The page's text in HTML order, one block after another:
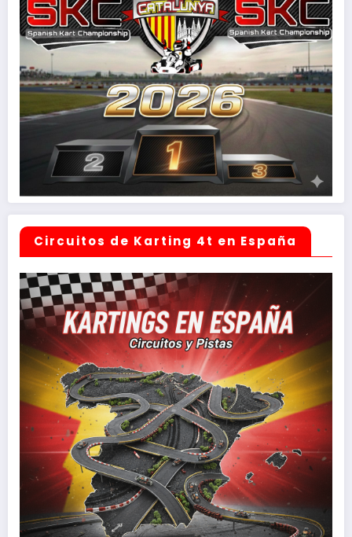
Circuitos de Karting 4t en España